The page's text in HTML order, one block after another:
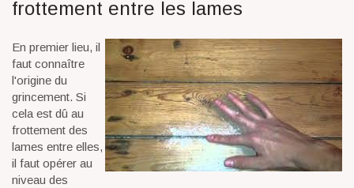
frottement entre les lames
En premier lieu, il
faut connaître
l'origine du
grincement. Si
cela est dû au
frottement des
lames entre elles,
il faut opérer au
niveau des